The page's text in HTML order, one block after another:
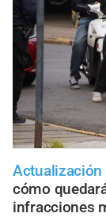
Actualización
cómo
infracciones